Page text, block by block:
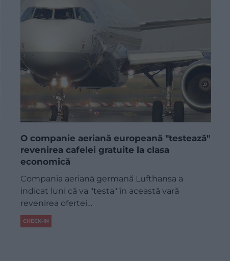
O companie aeriană europeană "testează"
revenirea cafelei gratuite la clasa
economică
Compania aeriană germană Lufthansa a
indicat luni că va "testa" în această vară
revenirea ofertei…
CHECK-IN